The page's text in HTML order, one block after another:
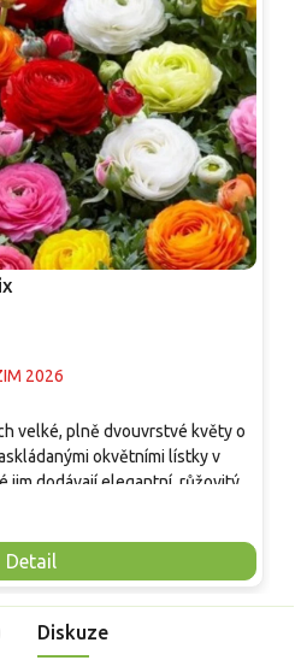
2026
Detail
velké, plně dvouvrstvé květy o
okvětními lístky v
jim dodávají elegantní, růžovitý
a jemně členěné, tvoří
a nabízí dlouhou sezónu
Hodí se do skupinových i
s trvalkami i jinými
k řezu do vázy.
Diskuze